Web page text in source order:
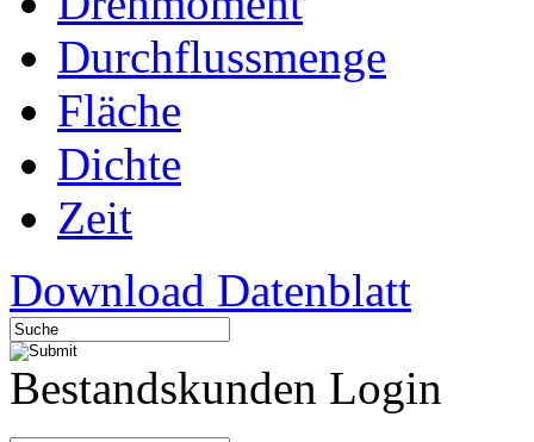
Durchflussmenge
Fläche
Dichte
Zeit
Download Datenblatt
Bestandskunden Login